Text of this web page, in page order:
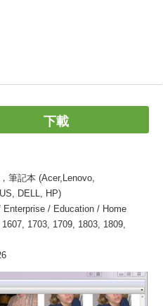
下載
筆記本 (Acer,Lenovo,
DELL, HP)
/ Education / Home
1703, 1709, 1803, 1809,